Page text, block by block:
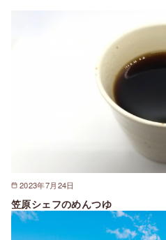
2023年7月24日
笠原シェフのめんつゆ